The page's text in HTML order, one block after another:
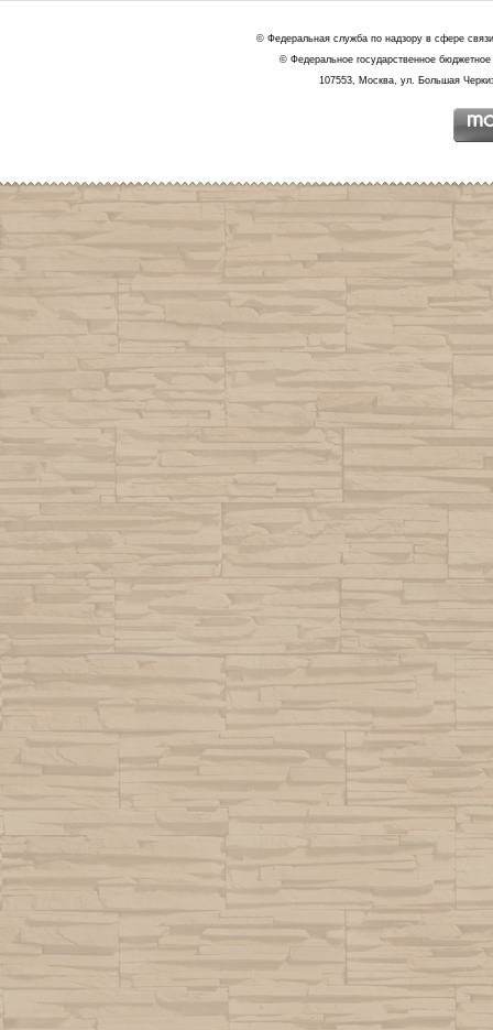
© Федеральная служба по надзору в сфере
© Федеральное государственное
107553, Москва, ул. Большая